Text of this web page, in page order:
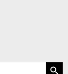
Botón de